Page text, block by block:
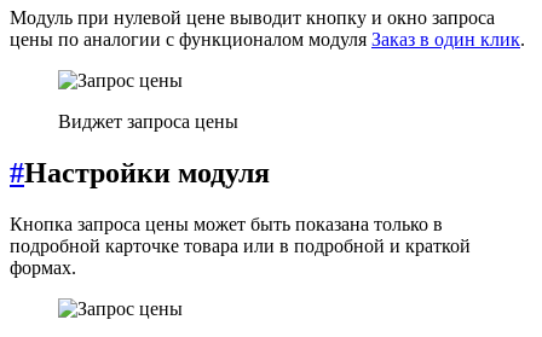
Модуль при нулевой цене выводит кнопку и окно запроса
цены по аналогии с функционалом модуля Заказ в один клик.
Виджет запроса цены
#Настройки модуля
Кнопка запроса цены может быть показана только в
подробной карточке товара или в подробной и краткой
формах.